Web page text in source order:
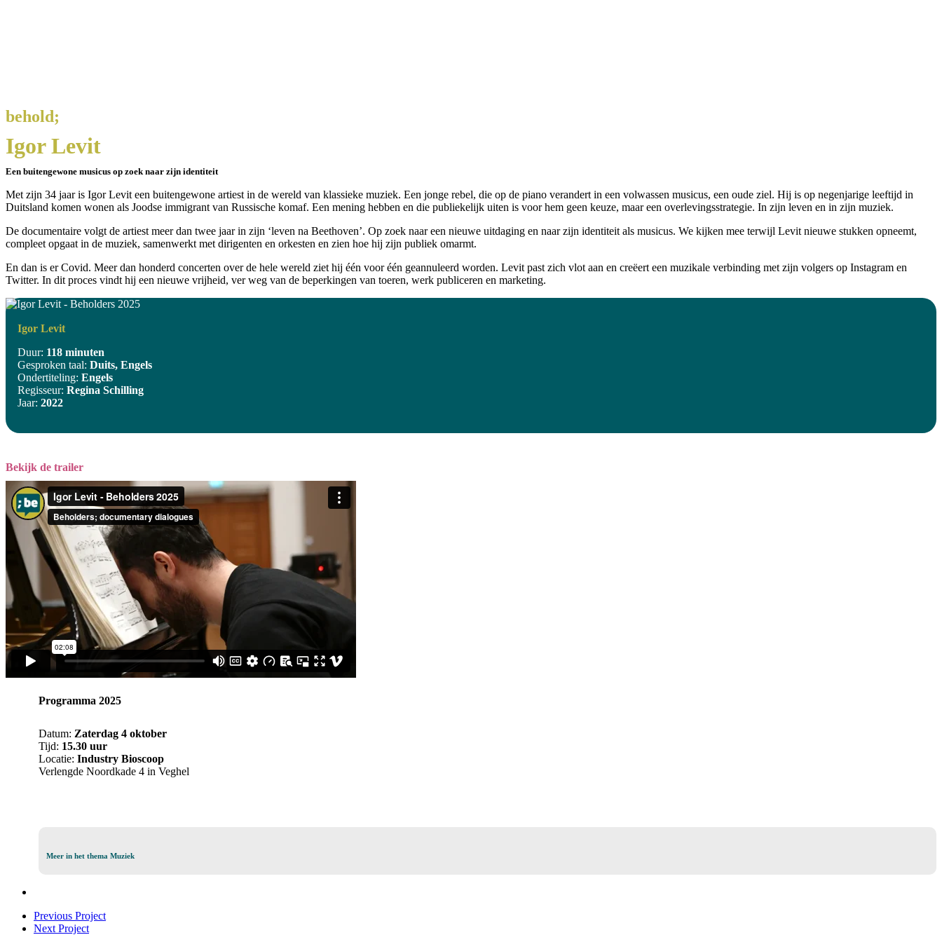
behold;
Igor Levit
Een buitengewone musicus op zoek naar zijn identiteit
Met zijn 34 jaar is Igor Levit een buitengewone artiest in de wereld van klassieke muziek. Een jonge rebel, die op de piano verandert in een volwassen musicus, een oude ziel. Hij is op negenjarige leeftijd in
Duitsland komen wonen als Joodse immigrant van Russische komaf. Een mening hebben en die publiekelijk uiten is voor hem geen keuze, maar een overlevingsstrategie. In zijn leven en in zijn muziek.
De documentaire volgt de artiest meer dan twee jaar in zijn ‘leven na Beethoven’. Op zoek naar een nieuwe uitdaging en naar zijn identiteit als musicus. We kijken mee terwijl Levit nieuwe stukken opneemt,
compleet opgaat in de muziek, samenwerkt met dirigenten en orkesten en zien hoe hij zijn publiek omarmt.
En dan is er Covid. Meer dan honderd concerten over de hele wereld ziet hij één voor één geannuleerd worden. Levit past zich vlot aan en creëert een muzikale verbinding met zijn volgers op Instagram en
Twitter. In dit proces vindt hij een nieuwe vrijheid, ver weg van de beperkingen van toeren, werk publiceren en marketing.
Igor Levit
Duur: 118 minuten
Gesproken taal:Duits, Engels
Ondertiteling:Engels
Regisseur:Regina Schilling
Jaar:2022
Bekijk de trailer
Programma 2025
Datum: Zaterdag 4 oktober
Tijd: 15.30 uur
Locatie: Industry Bioscoop
Verlengde Noordkade 4 in Veghel
Meer
Meer in het thema Muziek
Previous Project
Next Project